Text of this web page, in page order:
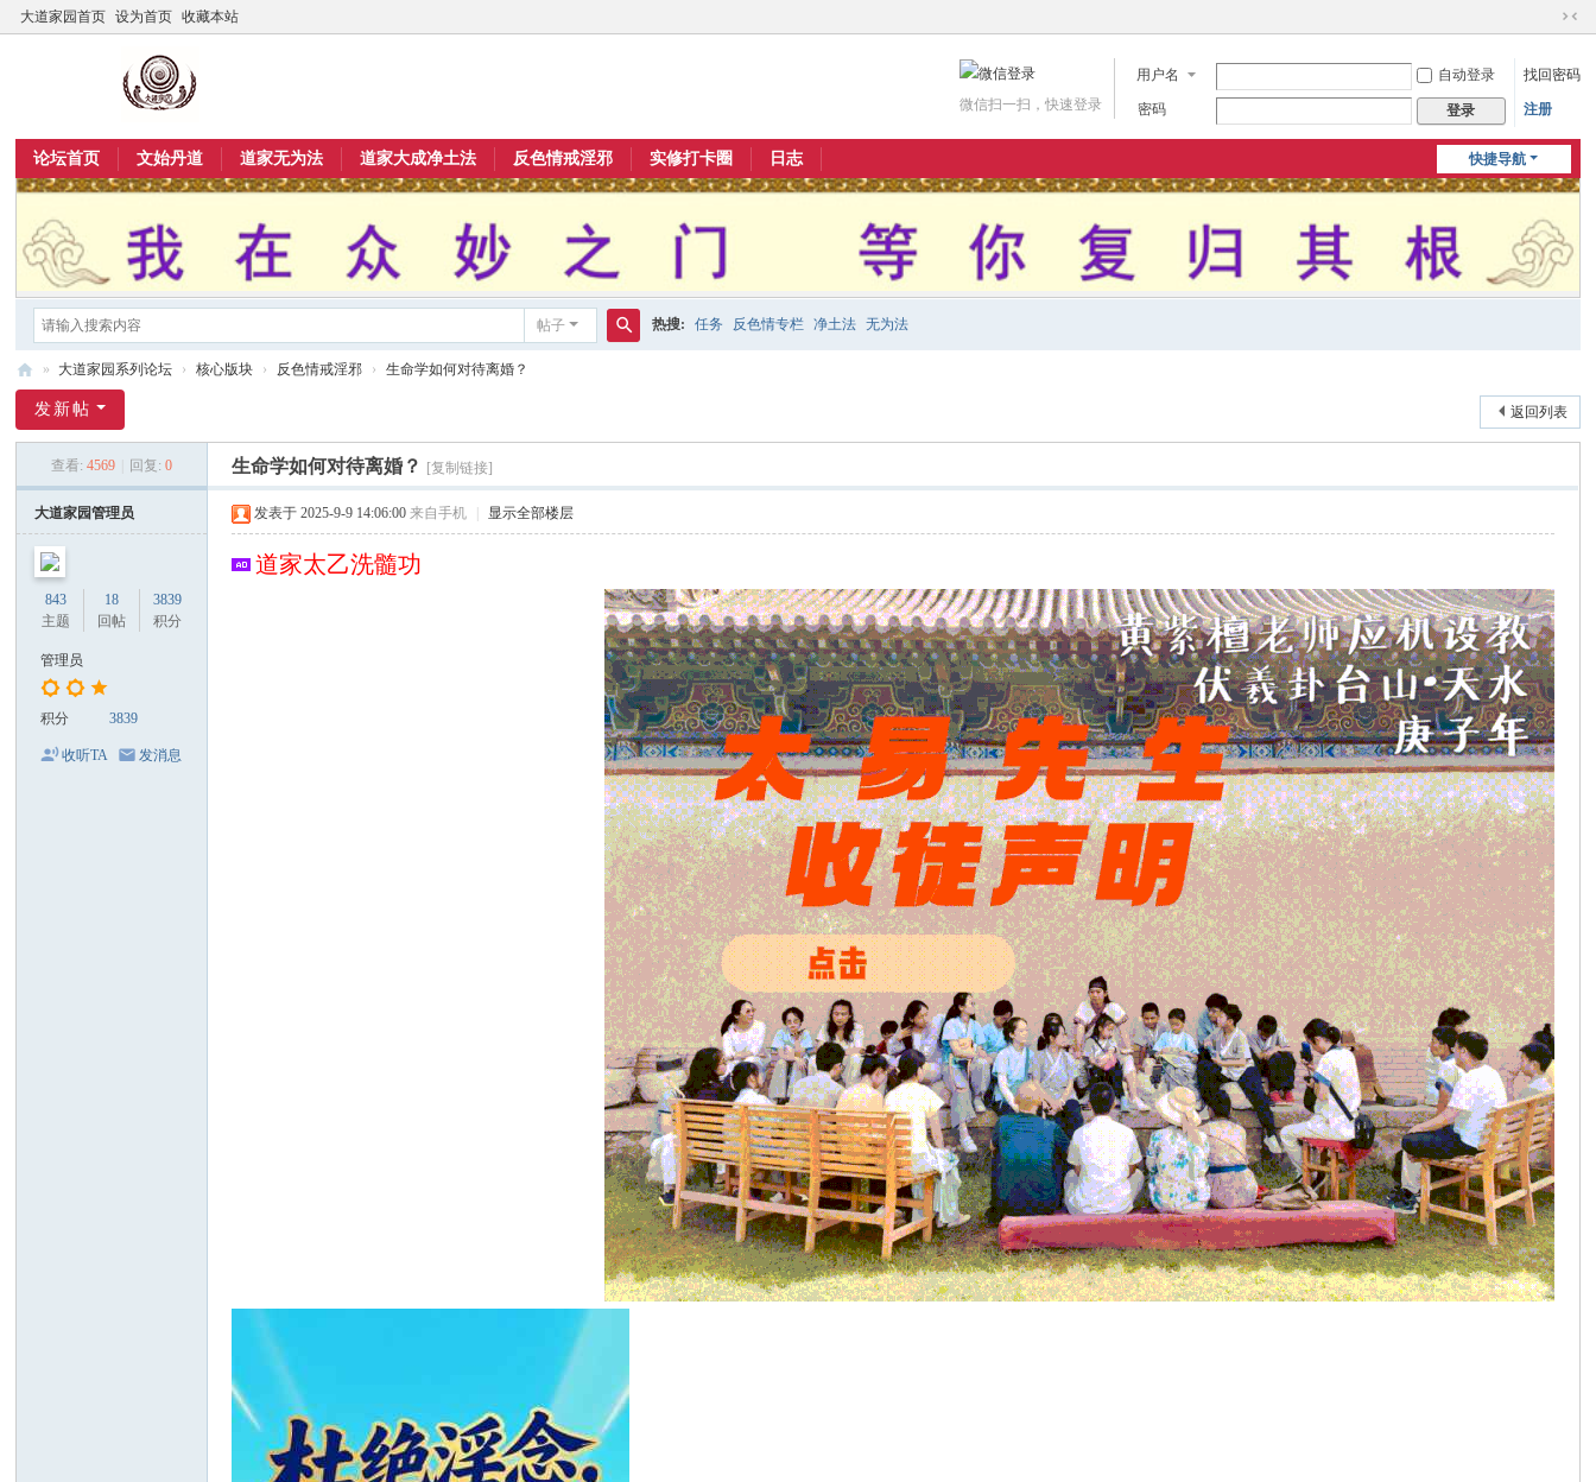
大道家园首页 设为首页 收藏本站
切
到
用户名 自动登录 找回密码
密码 登录 注册
微信扫一扫，快速登录
快捷导航
论坛首页 文始丹道 道家无为法 道家大成净土法 反色情戒淫邪 实修打卡圈 日志
帖子 热搜: 任务 反色情专栏 净土法 无为法
道
园
坛
» 大道家园系列论坛 › 核心版块 › 反色情戒淫邪 › 生命学如何对待离婚？
返回列表
发新帖
查看: 4569 回复: 0 生命学如何对待离婚？ [复制链接]
大道家园管理员
843
主题
18
回帖
3839
积分
管理员
积分 3839
收听TA 发消息
发表于 2025-9-9 14:06:00 来自手机 显示全部楼层
道家太乙洗髓功